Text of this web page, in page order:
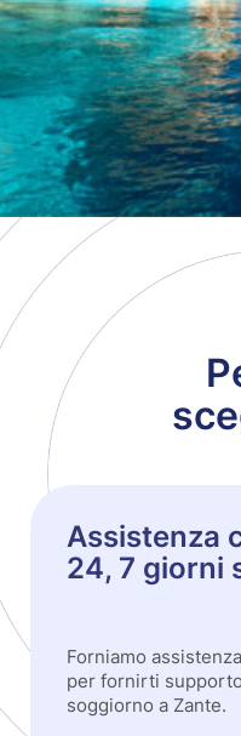
Assistenza
24, 7 giorni
Forniamo
per fornirti
soggiorno a Zante.